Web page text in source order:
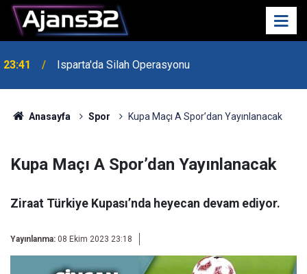
23:41 Isparta'da Silah Operasyonu
23:21 6 Mart Spor Salonu Yeniden Yükseliyor
Anasayfa Spor Kupa Maçı A Spor’dan Yayınlanacak
Kupa Maçı A Spor’dan Yayınlanacak
Ziraat Türkiye Kupası’nda heyecan devam ediyor.
Yayınlanma: 08 Ekim 2023 23:18